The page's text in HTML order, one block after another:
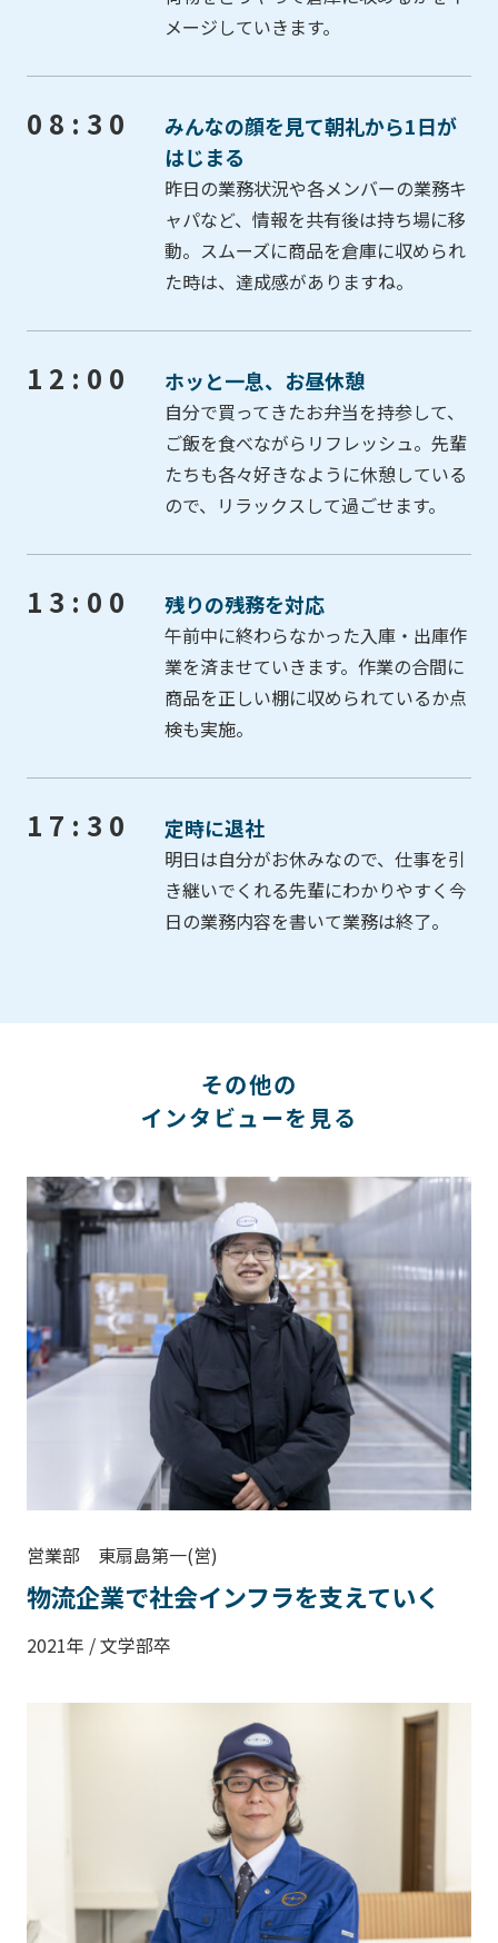
メージしていきます。
08:30
みんなの顔を見て朝礼から1日が
はじまる
昨日の業務状況や各メンバーの業務キ
ャパなど、情報を共有後は持ち場に移
動。スムーズに商品を倉庫に収められ
た時は、達成感がありますね。
12:00 ホッと一息、お昼休憩
自分で買ってきたお弁当を持参して、
ご飯を食べながらリフレッシュ。先輩
たちも各々好きなように休憩している
ので、リラックスして過ごせます。
13:00 残りの残務を対応
午前中に終わらなかった入庫・出庫作
業を済ませていきます。作業の合間に
商品を正しい棚に収められているか点
検も実施。
17:30 定時に退社
明日は自分がお休みなので、仕事を引
き継いでくれる先輩にわかりやすく今
日の業務内容を書いて業務は終了。
その他の
インタビューを見る
営業部 東扇島第一(営)
物流企業で社会インフラを支えていく
2021年 / 文学部卒